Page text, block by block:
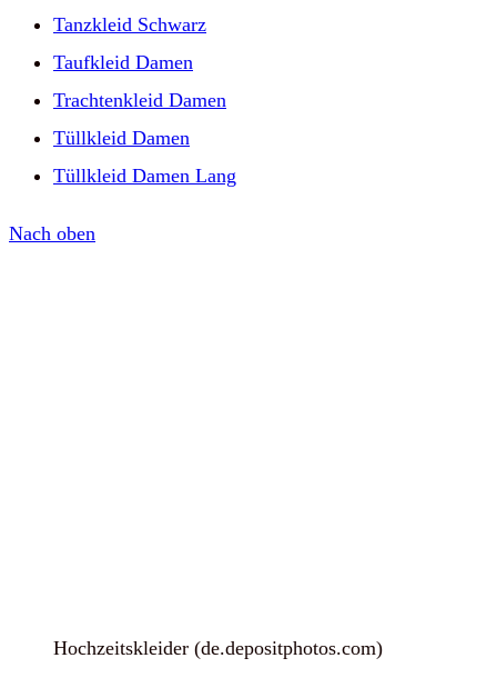
Tanzkleid Schwarz
Taufkleid Damen
Trachtenkleid Damen
Tüllkleid Damen
Tüllkleid Damen Lang
Nach oben
Hochzeitskleider (de.depositphotos.com)